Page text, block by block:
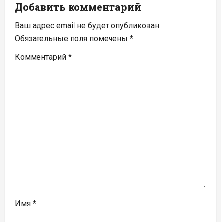
и
я
п
я
Добавить комментарий
Ваш адрес email не будет опубликован.
Обязательные поля помечены *
Комментарий *
Имя *